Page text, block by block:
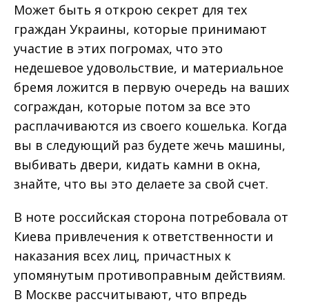
Может быть я открою секрет для тех
граждан Украины, которые принимают
участие в этих погромах, что это
недешевое удовольствие, и материальное
бремя ложится в первую очередь на ваших
сограждан, которые потом за все это
расплачиваются из своего кошелька. Когда
вы в следующий раз будете жечь машины,
выбивать двери, кидать камни в окна,
знайте, что вы это делаете за свой счет.
В ноте российская сторона потребовала от
Киева привлечения к ответственности и
наказания всех лиц, причастных к
упомянутым противоправным действиям.
В Москве рассчитывают, что впредь